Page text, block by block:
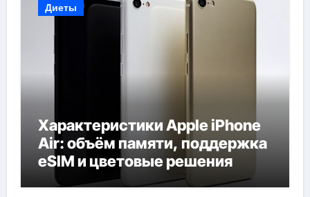
Диеты
Характеристики Apple iPhone
Air: объём памяти, поддержка
eSIM и цветовые решения